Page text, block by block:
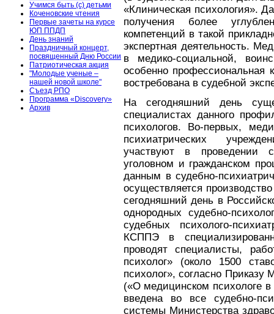
Учимся быть (с) детьми
Коченовские чтения
Первые зачеты на курсе
ЮП ППДП
День знаний
Праздничный концерт,
посвященный Дню России
Патриотическая акция
"Молодые ученые –
нашей новой школе"
Съезд РПО
Программа «Discovery»
Архив
«Клиническая психология».
получения более
компетенций в такой
экспертная деятельность.
в медико-социальной,
особенно профессиональная
востребована в судебной
На сегодняшний день
специалистах данного
психологов. Во-первых,
психиатрических
участвуют в проведении
уголовном и гражданском
данным в судебно-
осуществляется
сегодняшний день в
однородных судебно-
судебных психолого-
КСППЭ в
проводят специалисты,
психолог» (около 1500
психолог», согласно
(«О медицинском психологе в
введена во все судебно-
системы Министерства